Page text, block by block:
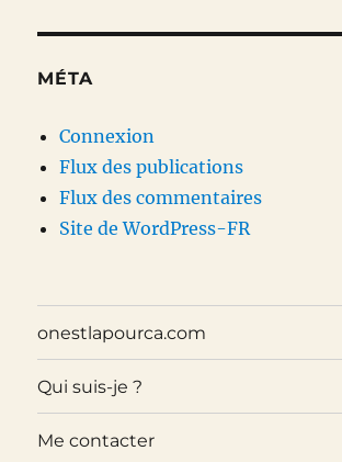
MÉTA
Connexion
Flux des publications
Flux des commentaires
Site de WordPress-FR
onestlapourca.com
Qui suis-je ?
Me contacter